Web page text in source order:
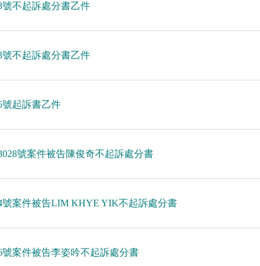
號不起訴處分書乙件
號不起訴處分書乙件
號起訴書乙件
號案件被告陳俊奇不起訴處分書
號案件被告LIM KHYE YIK不起訴處分書
案件被告李姿吟不起訴處分書